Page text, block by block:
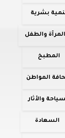
بشرية
المرأة والطفل
المطبخ
المواطن
والأثار
السعادة